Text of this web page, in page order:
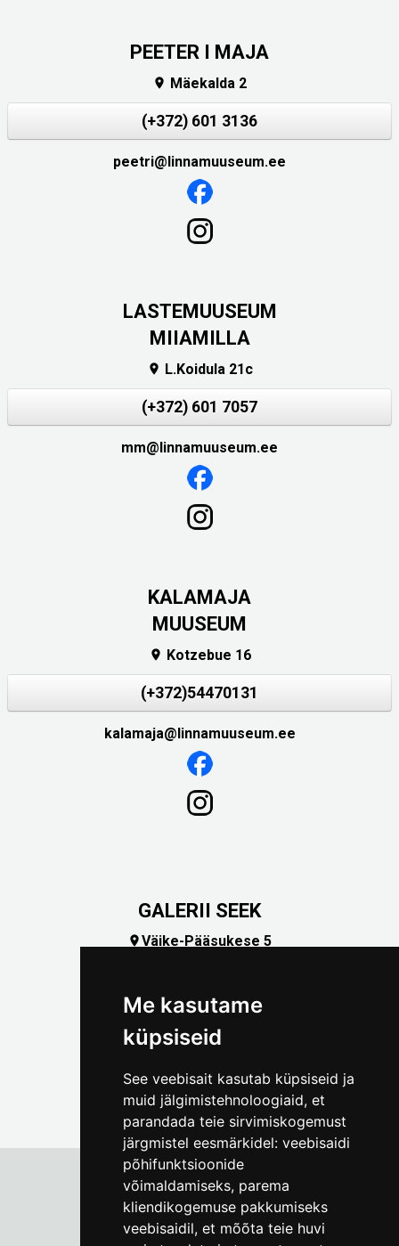
Me kasutame
küpsiseid
See veebisait kasutab küpsiseid ja
muid jälgimistehnoloogiaid, et
parandada teie sirvimiskogemust
järgmistel eesmärkidel: veebisaidi
põhifunktsioonide
võimaldamiseks, parema
kliendikogemuse pakkumiseks
veebisaidil, et mõõta teie huvi
PEETER I MAJA
 Mäekalda 2
(+372) 601 3136
peetri@linnamuuseum.ee
LASTEMUUSEUM
MIIAMILLA
 L.Koidula 21c
(+372) 601 7057
mm@linnamuuseum.ee
KALAMAJA
MUUSEUM
 Kotzebue 16
(+372)54470131
kalamaja@linnamuuseum.ee
GALERII SEEK
Väike-Pääsukese 5
Tallinna Linnamuuseum
Vene 17